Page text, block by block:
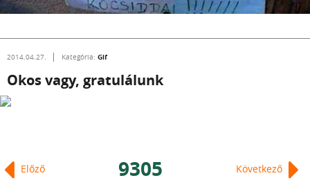
2014.04.27. Kategória: Gif
Okos vagy, gratulálunk
Előző Következő
9305